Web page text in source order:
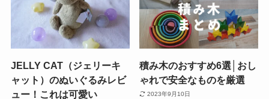
JELLY CAT（ジェリーキ
ャット）のぬいぐるみレビ
ュー！これは可愛い
積み木のおすすめ6選│おし
ゃれで安全なものを厳選
2023年9月10日